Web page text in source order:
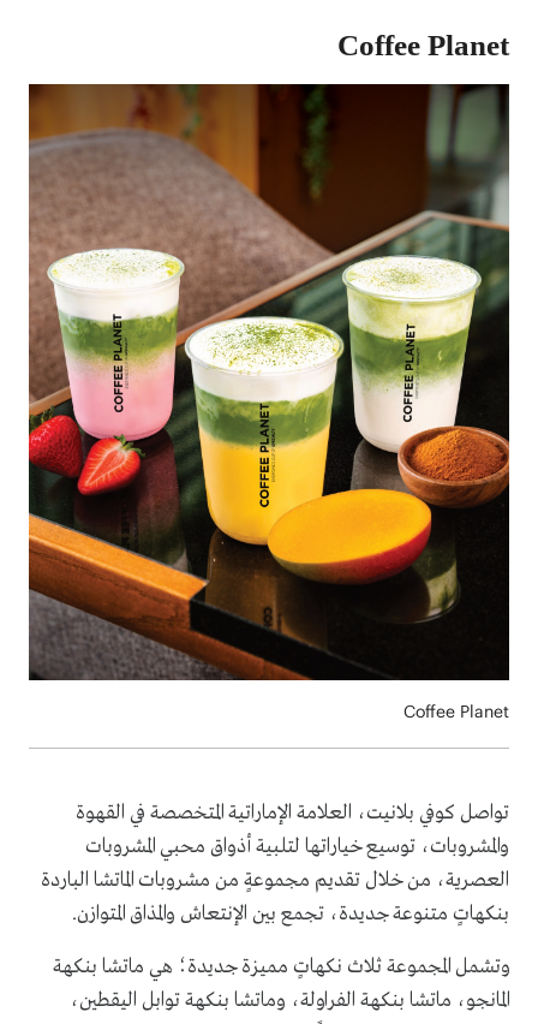
Coffee Planet
Coffee Planet
تواصل كوفي بلانيت، العلامة الإماراتية المتخصصة في القهوة
والمشروبات، توسيع خياراتها لتلبية أذواق محبي المشروبات
العصرية، من خلال تقديم مجموعةٍ من مشروبات الماتشا الباردة
بنكهاتٍ متنوعة جديدة، تجمع بين الإنتعاش والمذاق المتوازن.
وتشمل المجموعة ثلاث نكهاتٍ مميزة جديدة؛ هي ماتشا بنكهة
المانجو، ماتشا بنكهة الفراولة، وماتشا بنكهة توابل اليقطين،